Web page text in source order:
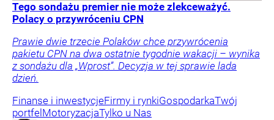
Tego sondażu premier nie może zlekceważyć.
Polacy o przywróceniu CPN
Prawie dwie trzecie Polaków chce przywrócenia
pakietu CPN na dwa ostatnie tygodnie wakacji – wynika
z sondażu dla „Wprost”. Decyzja w tej sprawie lada
dzień.
Finanse i inwestycjeFirmy i rynkiGospodarkaTwój
portfel MotoryzacjaTylko u Nas